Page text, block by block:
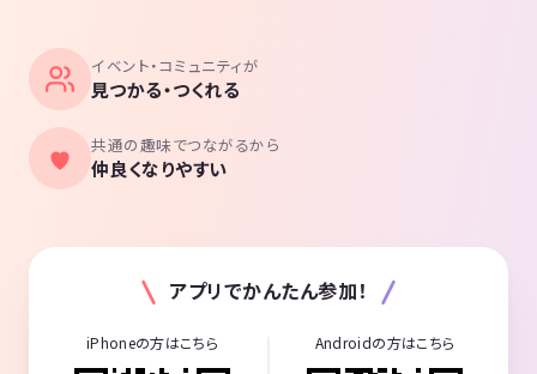
イベント・コミュニティが
見つかる・つくれる
共通の趣味でつながるから
仲良くなりやすい
アプリでかんたん参加！
iPhoneの方はこちら Androidの方はこちら